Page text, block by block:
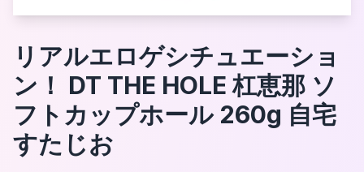
リアルエロゲシチュエーショ
ン！ DT THE HOLE 杠恵那 ソ
フトカップホール 260g 自宅
すたじお